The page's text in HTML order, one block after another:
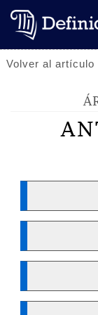
Volver al